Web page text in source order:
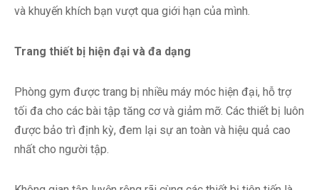
và khuyến khích bạn vượt qua giới hạn của mình.
Trang thiết bị hiện đại và đa dạng
Phòng gym được trang bị nhiều máy móc hiện đại, hỗ trợ
tối đa cho các bài tập tăng cơ và giảm mỡ. Các thiết bị luôn
được bảo trì định kỳ, đem lại sự an toàn và hiệu quả cao
nhất cho người tập.